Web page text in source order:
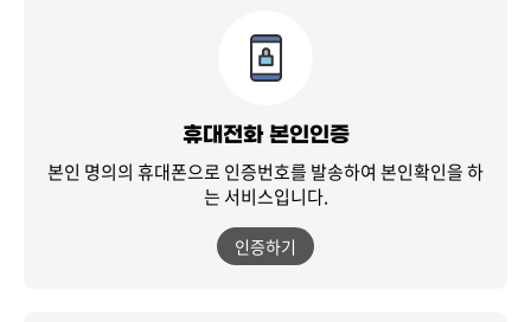
휴대전화 본인인증
본인 명의의 휴대폰으로 인증번호를 발송하여 본인확인을 하
는 서비스입니다.
인증하기